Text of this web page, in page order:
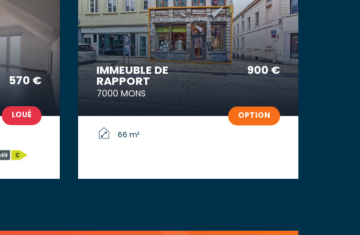
570 €
LOUÉ
IMMEUBLE DE
RAPPORT
900 €
7000 MONS
OPTION
66 m²